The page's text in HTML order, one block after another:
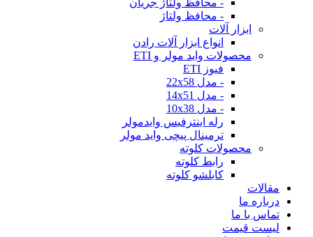
- محافظ ولتاژ جریان
- محافظ ولتاژ
ابزار آلات
انواع ابزار آلات رادن
محصولات واید مولر و ETI
فیوز ETI
- مدل 22x58
- مدل 14x51
- مدل 10x38
رله اینترفیس وایدمولر
ترمینال پیچی واید مولر
محصولات کلوته
رابط کلوته
کابلشو کلوته
مقالات
درباره ما
تماس با ما
لیست قیمت